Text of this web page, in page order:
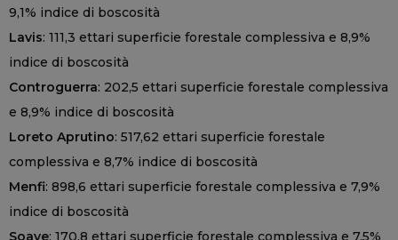
9,1% indice di boscosità
Lavis: 111,3 ettari superficie forestale complessiva e 8,9%
indice di boscosità
Controguerra: 202,5 ettari superficie forestale complessiva
e 8,9% indice di boscosità
Loreto Aprutino: 517,62 ettari superficie forestale
complessiva e 8,7% indice di boscosità
Menfi: 898,6 ettari superficie forestale complessiva e 7,9%
indice di boscosità
Soave: 170,8 ettari superficie forestale complessiva e 7,5%